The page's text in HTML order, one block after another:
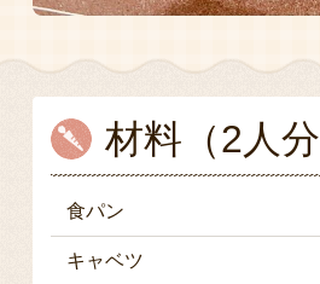
材料（2人分
食パン
キャベツ